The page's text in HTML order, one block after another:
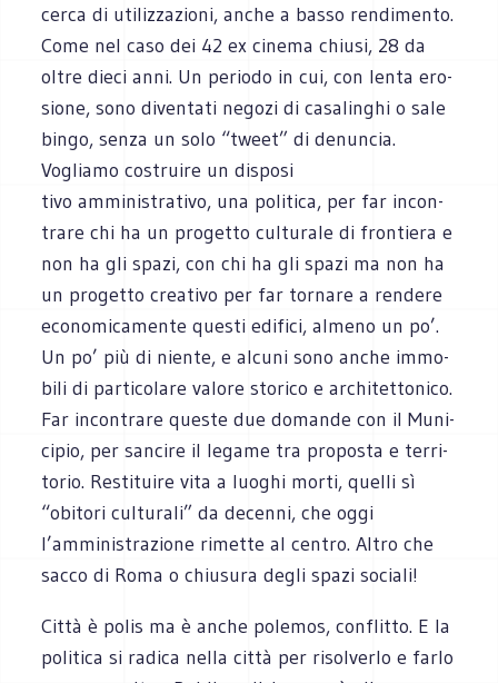
cerca di uti­liz­za­zioni, anche a basso ren­di­mento.
Come nel caso dei 42 ex cinema chiusi, 28 da
oltre dieci anni. Un periodo in cui, con lenta ero­
sione, sono diven­tati negozi di casa­lin­ghi o sale
bingo, senza un solo “tweet” di denun­cia.
Vogliamo costruire un dispo­si­
tivo ammi­ni­stra­tivo, una poli­tica, per far incon­
trare chi ha un pro­getto cul­tu­rale di fron­tiera e
non ha gli spazi, con chi ha gli spazi ma non ha
un pro­getto crea­tivo per far tor­nare a ren­dere
eco­no­mi­ca­mente que­sti edi­fici, almeno un po’.
Un po’ più di niente, e alcuni sono anche immo­
bili di par­ti­co­lare valore sto­rico e archi­tet­to­nico.
Far incon­trare que­ste due domande con il Muni­
ci­pio, per san­cire il legame tra pro­po­sta e ter­ri­
to­rio. Resti­tuire vita a luo­ghi morti, quelli sì
“obi­tori cul­tu­rali” da decenni, che oggi
l’amministrazione rimette al cen­tro. Altro che
sacco di Roma o chiu­sura degli spazi sociali!
Città è polis ma è anche pole­mos, con­flitto. E la
poli­tica si radica nella città per risol­verlo e farlo